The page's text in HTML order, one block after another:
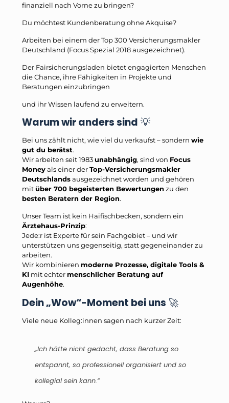
finanziell nach Vorne zu bringen?
Du möchtest Kundenberatung ohne Akquise?
Arbeiten bei einem der Top 300 Versicherungsmakler
Deutschland (Focus Spezial 2018 ausgezeichnet).
Der Fairsicherungsladen bietet engagierten Menschen
die Chance, ihre Fähigkeiten in Projekte und
Beratungen einzubringen
und ihr Wissen laufend zu erweitern.
Warum wir anders sind 💡
Bei uns zählt nicht, wie viel du verkaufst – sondern wie
gut du berätst.
Wir arbeiten seit 1983unabhängig, sind von Focus
Moneyals einer derTop-Versicherungsmakler
Deutschlandsausgezeichnet worden und gehören
mitüber 700 begeisterten Bewertungenzu den
besten Beratern der Region.
Unser Team ist kein Haifischbecken, sondern ein
Ärztehaus-Prinzip:
Jede:r ist Experte für sein Fachgebiet – und wir
unterstützen uns gegenseitig, statt gegeneinander zu
arbeiten.
Wir kombinieren moderne Prozesse, digitale Tools &
KI mit echter menschlicher Beratung auf
Augenhöhe.
Dein „Wow“-Moment bei uns 🚀
Viele neue Kolleg:innen sagen nach kurzer Zeit:
„Ich hätte nicht gedacht, dass Beratung so
entspannt, so professionell organisiert und so
kollegial sein kann.“